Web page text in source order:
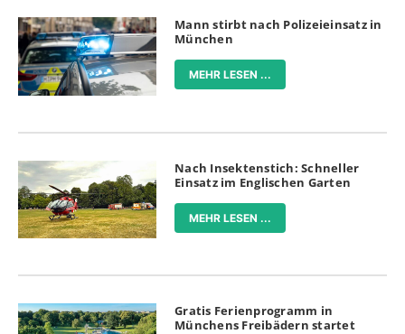
Mann stirbt nach Polizeieinsatz in
München
MEHR LESEN ...
Nach Insektenstich: Schneller
Einsatz im Englischen Garten
MEHR LESEN ...
Gratis Ferienprogramm in
Münchens Freibädern startet